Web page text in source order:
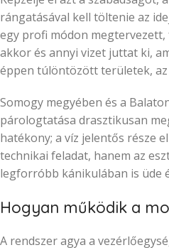
rángatásával kell töltenie az
egy profi módon
akkor és annyi vizet juttat ki,
éppen túlöntözött területek,
Somogy megyében és a
párologtatása drasztikusan
hatékony; a víz jelentős része
technikai feladat, hanem az
legforróbb kánikulában is üde
Hogyan működik a
A rendszer agya a